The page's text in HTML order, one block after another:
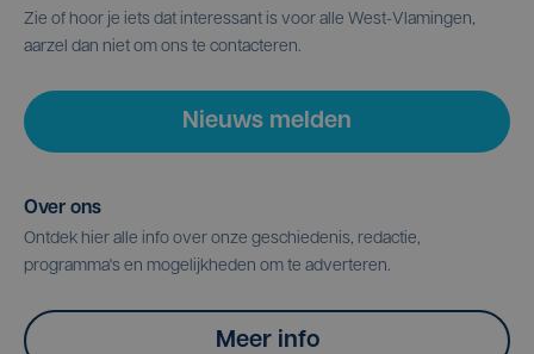
Zie of hoor je iets dat interessant is voor alle West-Vlamingen,
aarzel dan niet om ons te contacteren.
Nieuws melden
Over ons
Ontdek hier alle info over onze geschiedenis, redactie,
programma's en mogelijkheden om te adverteren.
Meer info